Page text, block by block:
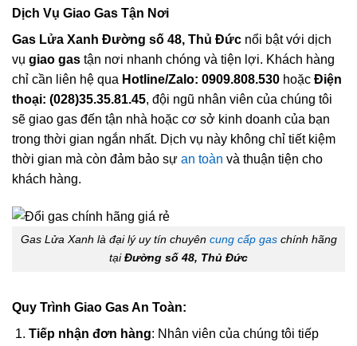
Dịch Vụ Giao Gas Tận Nơi
Gas Lửa Xanh Đường số 48, Thủ Đức nổi bật với dịch
vụ giao gas tận nơi nhanh chóng và tiện lợi. Khách hàng
chỉ cần liên hệ qua Hotline/Zalo: 0909.808.530 hoặc Điện
thoại: (028)35.35.81.45, đội ngũ nhân viên của chúng tôi
sẽ giao gas đến tận nhà hoặc cơ sở kinh doanh của bạn
trong thời gian ngắn nhất. Dịch vụ này không chỉ tiết kiệm
thời gian mà còn đảm bảo sự an toàn và thuận tiện cho
khách hàng.
Gas Lửa Xanh là đại lý uy tín chuyên cung cấp gaschính hãng
tạiĐường số 48, Thủ Đức
Quy Trình Giao Gas An Toàn:
Tiếp nhận đơn hàng: Nhân viên của chúng tôi tiếp